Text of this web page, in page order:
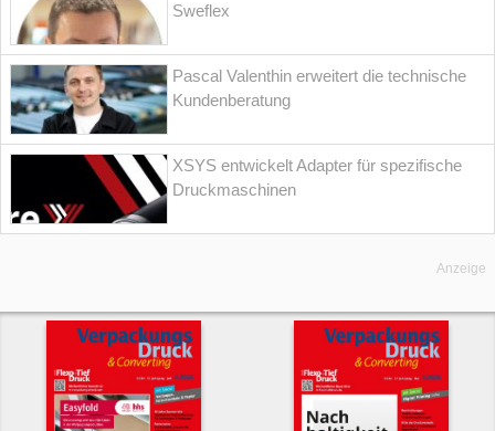
Sweflex
Pascal Valenthin erweitert die technische
Kundenberatung
XSYS entwickelt Adapter für spezifische
Druckmaschinen
Anzeige